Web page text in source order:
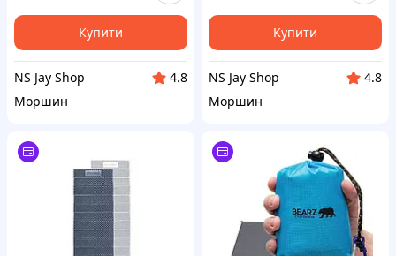
Купити
NS Jay Shop
4.8
Моршин
Купити
NS Jay Shop
4.8
Моршин